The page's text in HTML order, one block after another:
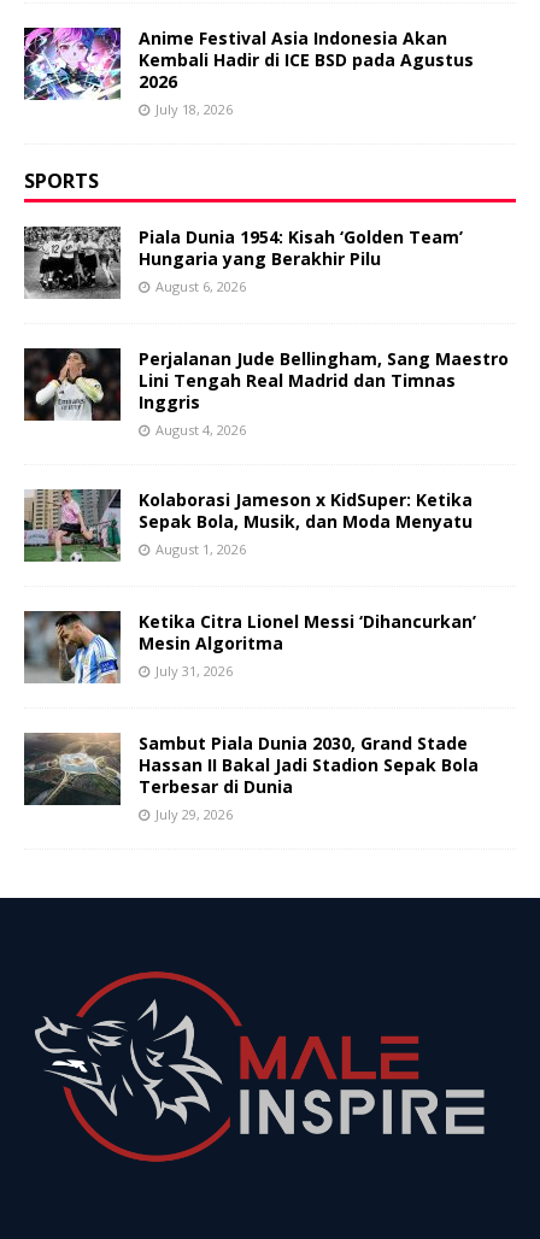
Anime Festival Asia Indonesia Akan
Kembali Hadir di ICE BSD pada Agustus
2026
July 18, 2026
SPORTS
Piala Dunia 1954: Kisah ‘Golden Team’
Hungaria yang Berakhir Pilu
August 6, 2026
Perjalanan Jude Bellingham, Sang Maestro
Lini Tengah Real Madrid dan Timnas
Inggris
August 4, 2026
Kolaborasi Jameson x KidSuper: Ketika
Sepak Bola, Musik, dan Moda Menyatu
August 1, 2026
Ketika Citra Lionel Messi ‘Dihancurkan’
Mesin Algoritma
July 31, 2026
Sambut Piala Dunia 2030, Grand Stade
Hassan II Bakal Jadi Stadion Sepak Bola
Terbesar di Dunia
July 29, 2026